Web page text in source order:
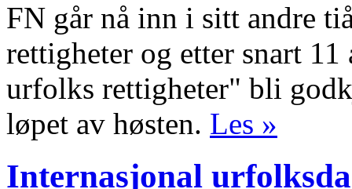
FN går nå inn i sitt andre
rettigheter og etter snart
urfolks rettigheter" bli
løpet av høsten. Les »
Internasjonal